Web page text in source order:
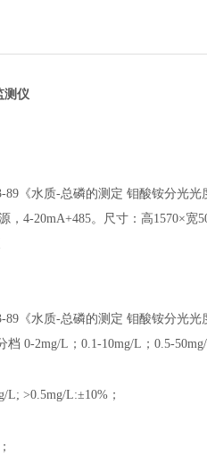
测仪
《水质-总磷的测定 钼酸铵分光光
， 4-20mA+485。尺寸：高1570×宽
《水质-总磷的测定 钼酸铵分光光
0-2mg/L；0.1-10mg/L；0.5-50mg/
L; >0.5mg/L:±10% ；
；